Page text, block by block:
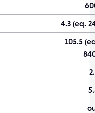
4.3 (eq.
105.5